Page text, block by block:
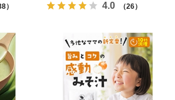
） 4.0 （26）